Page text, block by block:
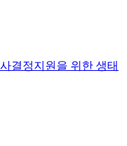
결정지원을 위한 생태